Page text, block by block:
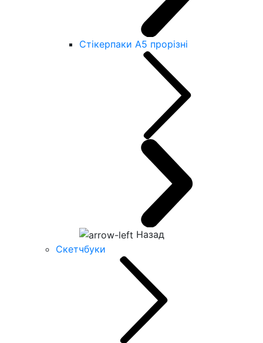
Стікерпаки А5 прорізні
Назад
Скетчбуки